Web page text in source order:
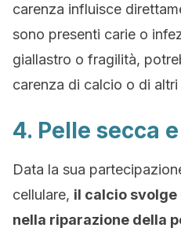
carenza influisce
sono presenti carie o
giallastro o fragilità,
carenza di calcio o di altri
4. Pelle secca
Data la sua
cellulare, il calcio
nella riparazione della